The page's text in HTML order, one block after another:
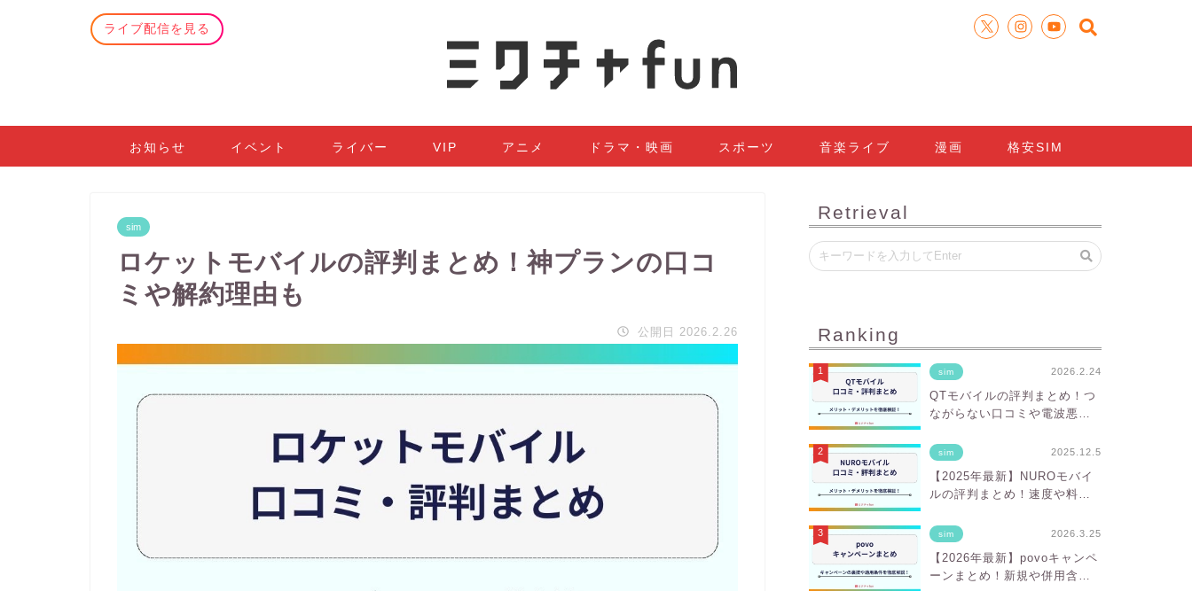
ライブ配信を見る
お知らせ イベント ライバー VIP アニメ ドラマ・映画 スポーツ 音楽ライブ 漫画 格安SIM
sim
ロケットモバイルの評判まとめ！神プランの口コ
ミや解約理由も
公開日 2026.2.26
Retrieval
Ranking
sim 2026.2.24
QTモバイルの評判まとめ！つ
ながらない口コミや電波悪い
sim 2025.12.5
【2025年最新】NUROモバイ
ルの評判まとめ！速度や料金
底解説
sim 2026.3.25
【2026年最新】povoキャンペ
ーンまとめ！新規や併用含む